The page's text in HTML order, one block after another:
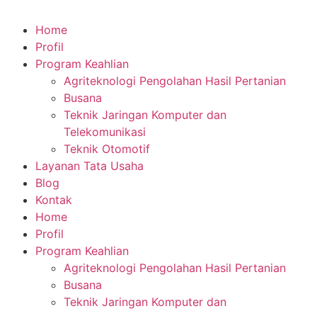
Home
Profil
Program Keahlian
Agriteknologi Pengolahan Hasil Pertanian
Busana
Teknik Jaringan Komputer dan
Telekomunikasi
Teknik Otomotif
Layanan Tata Usaha
Blog
Kontak
Home
Profil
Program Keahlian
Agriteknologi Pengolahan Hasil Pertanian
Busana
Teknik Jaringan Komputer dan